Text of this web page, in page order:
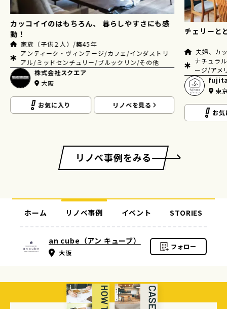
カッコイイのはもちろん、 暮らしやすさにも感
動！
家族（子供２人）/築45年
アンティーク・ヴィンテージ/カフェ/インダストリ
アル/ミッドセンチュリー/ブルックリン/その他
株式会社スクエア
大阪
お気に入り リノベを見る
チェリーと
夫婦、カ
ナチュラ
ージ/アメ
東
お
リノベ事例をみる
an cube（アン キューブ）
大阪
フォロー
ホーム リノベ事例 イベント STORIES